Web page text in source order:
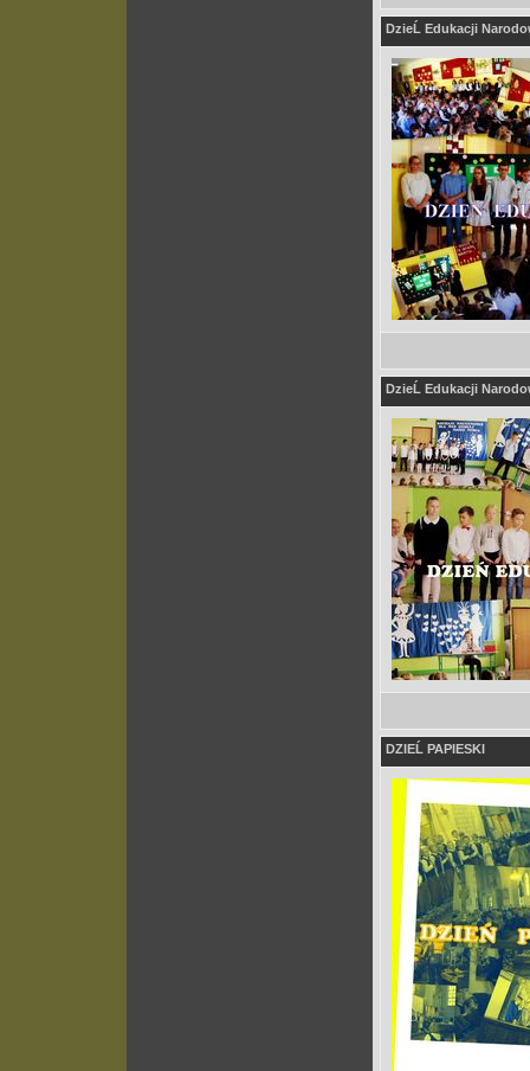
DzieĹ Edukacji
DzieĹ Edukacji
DZIEĹ PAPIESKI